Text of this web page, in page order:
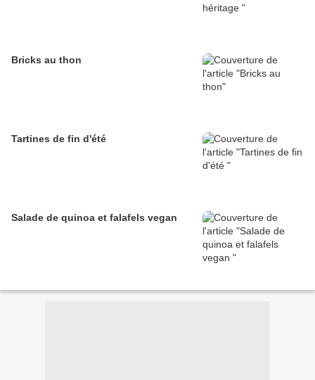
Bricks au thon
Tartines de fin d'été
Salade de quinoa et falafels vegan